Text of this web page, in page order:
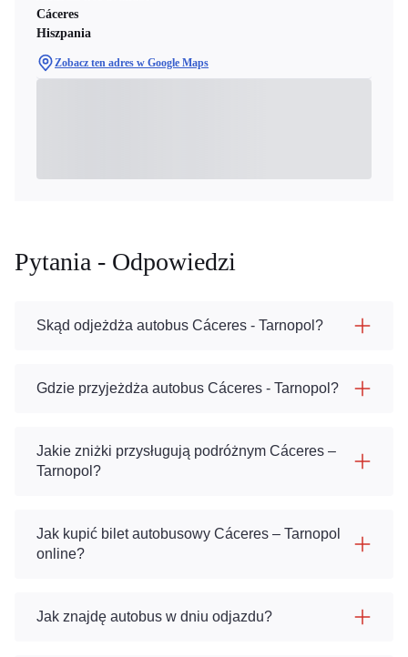
Cáceres
Hiszpania
Zobacz ten adres w Google Maps
Pytania - Odpowiedzi
Skąd odjeżdża autobus Cáceres - Tarnopol?
Gdzie przyjeżdża autobus Cáceres - Tarnopol?
Jakie zniżki przysługują podróżnym Cáceres –
Tarnopol?
Jak kupić bilet autobusowy Cáceres – Tarnopol
online?
Jak znajdę autobus w dniu odjazdu?